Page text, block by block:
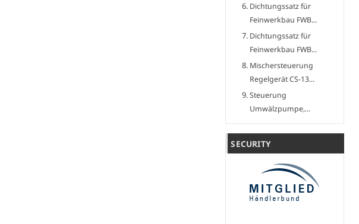
Dichtungssatz für
Feinwerkbau FWB...
Dichtungssatz für
Feinwerkbau FWB...
Mischersteuerung
Regelgerät CS-13...
Steuerung
Umwälzpumpe,...
SECURITY